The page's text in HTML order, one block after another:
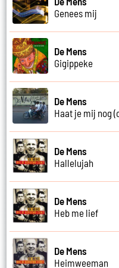
Genees mij
De Mens
Gigippeke
De Mens
Haat je mij nog
De Mens
Hallelujah
De Mens
Heb me lief
De Mens
Heimweeman